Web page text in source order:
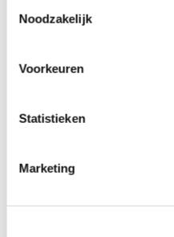
Noodzakelijk
Voorkeuren
Statistieken
Marketing
Remmen
Remleidingen